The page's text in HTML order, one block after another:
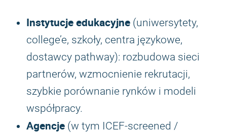
Instytucje edukacyjne (uniwersytety,
college’e, szkoły, centra językowe,
dostawcy pathway): rozbudowa sieci
partnerów, wzmocnienie rekrutacji,
szybkie porównanie rynków i modeli
współpracy.
Agencje (w tym ICEF-screened /